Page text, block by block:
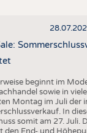
beginnt im
sowie in
Montag im Juli der
In
somit am 27. Juli.